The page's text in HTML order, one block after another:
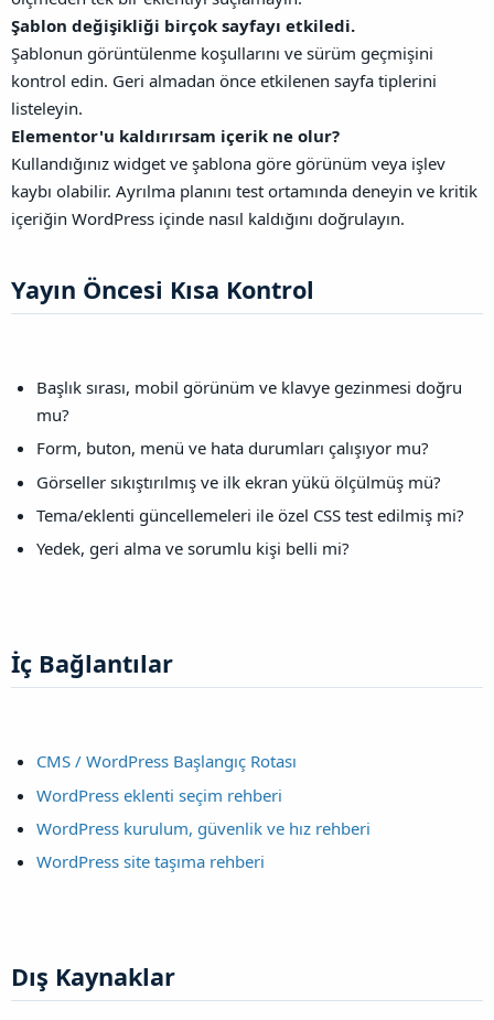
Şablon değişikliği birçok sayfayı etkiledi.
Şablonun görüntülenme koşullarını ve sürüm geçmişini
kontrol edin. Geri almadan önce etkilenen sayfa tiplerini
listeleyin.
Elementor'u kaldırırsam içerik ne olur?
Kullandığınız widget ve şablona göre görünüm veya işlev
kaybı olabilir. Ayrılma planını test ortamında deneyin ve kritik
içeriğin WordPress içinde nasıl kaldığını doğrulayın.
Yayın Öncesi Kısa Kontrol​
Başlık sırası, mobil görünüm ve klavye gezinmesi doğru
mu?
Form, buton, menü ve hata durumları çalışıyor mu?
Görseller sıkıştırılmış ve ilk ekran yükü ölçülmüş mü?
Tema/eklenti güncellemeleri ile özel CSS test edilmiş mi?
Yedek, geri alma ve sorumlu kişi belli mi?
İç Bağlantılar​
CMS / WordPress Başlangıç Rotası
WordPress eklenti seçim rehberi
WordPress kurulum, güvenlik ve hız rehberi
WordPress site taşıma rehberi
Dış Kaynaklar​